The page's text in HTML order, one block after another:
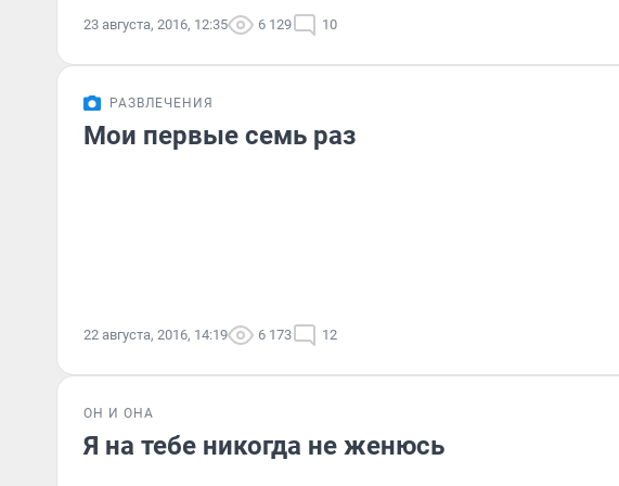
23 августа, 2016, 12:35 6 129 10
РАЗВЛЕЧЕНИЯ
Мои первые семь раз
22 августа, 2016, 14:19 6 173 12
ОН И ОНА
Я на тебе никогда не женюсь